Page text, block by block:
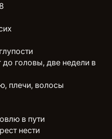
головы, две недели в
плечи, волосы
в пути
нести